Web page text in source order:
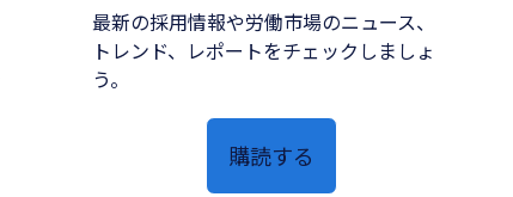
最新の採用情報や労働市場のニュース、
トレンド、レポートをチェックしましょ
う。
購読する